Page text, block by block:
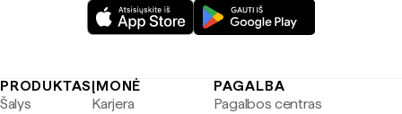
PRODUKTAS
Šalys
ĮMONĖ
Karjera
PAGALBA
Pagalbos centras